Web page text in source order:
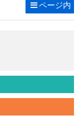
ページ内